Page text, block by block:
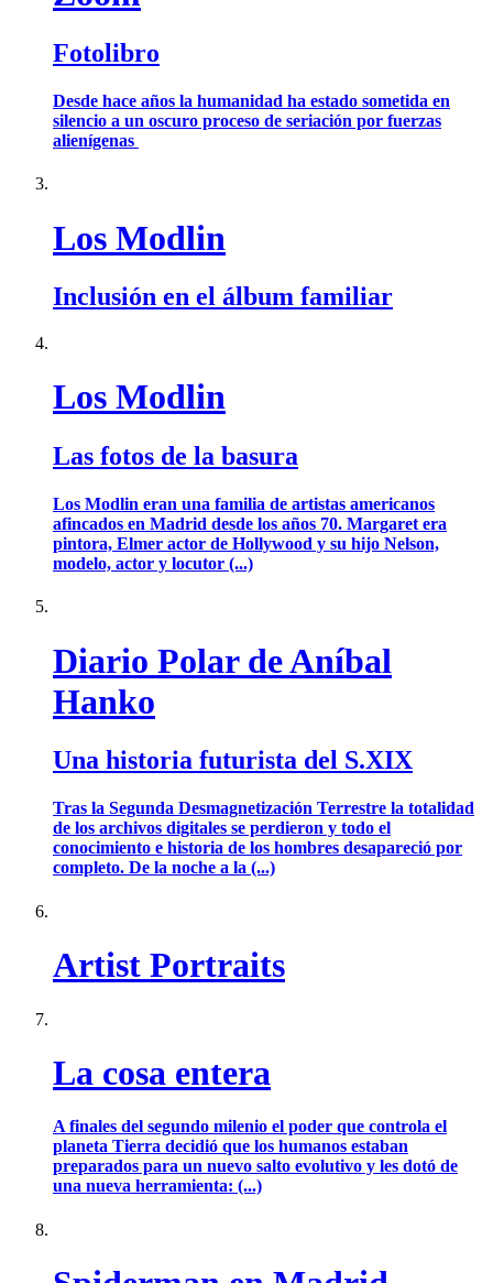
Fotolibro
Desde hace años la humanidad ha estado sometida en
silencio a un oscuro proceso de seriación por fuerzas
alienígenas
Los Modlin
Inclusión en el álbum familiar
Los Modlin
Las fotos de la basura
Los Modlin eran una familia de artistas americanos
afincados en Madrid desde los años 70. Margaret era
pintora, Elmer actor de Hollywood y su hijo Nelson,
modelo, actor y locutor (...)
Diario Polar de Aníbal
Hanko
Una historia futurista del S.XIX
Tras la Segunda Desmagnetización Terrestre la totalidad
de los archivos digitales se perdieron y todo el
conocimiento e historia de los hombres desapareció por
completo. De la noche a la (...)
Artist Portraits
La cosa entera
A finales del segundo milenio el poder que controla el
planeta Tierra decidió que los humanos estaban
preparados para un nuevo salto evolutivo y les dotó de
una nueva herramienta: (...)